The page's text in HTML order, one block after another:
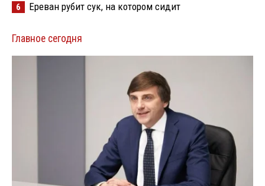
6 Ереван рубит сук, на котором сидит
Главное сегодня